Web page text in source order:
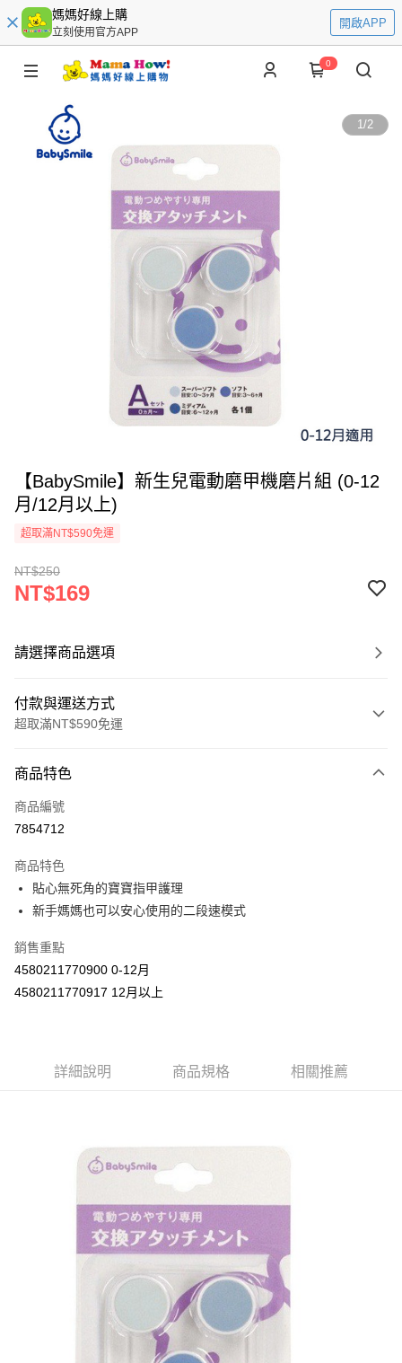
媽媽好線上購
立刻使用官方APP
開啟APP
0
1/2
【BabySmile】新生兒電動磨甲機磨片組 (0-12
月/12月以上)
超取滿NT$590免運
NT$250
NT$169
請選擇商品選項
付款與運送方式
超取滿NT$590免運
信用卡一次付款
超商取貨付款
Apple Pay
街口支付
悠遊付
AFTEE先享後付是「在收到商品之後才付款」的支付方式。 讓您購物簡單
【「AFTEE先享後付」結帳流程】
１．於結帳方式選擇「AFTEE先享後付」後，將跳轉至「AFTEE先享後付」
結帳頁面，進行簡訊認證並確認金額後，即可完成結帳。
２．訂單成立數日內，您將收到繳費通知簡訊。
３．收到繳費通知簡訊後14天內，點擊此簡訊中的連結，可透過四大超商／
ATM／網路銀行／等多元方式進行付款，方視為交易完成。
※ 請注意：結帳手續完成當下不需立刻繳費，但若您需要取消訂單，請聯絡
購買商品的店家。未經商家同意取消之訂單仍視為有效，需透過AFTEE先享
※ 交易是否成功請以「AFTEE先享後付 」之結帳頁面顯示為準，若有關於
是否繳費成功／繳費後需取消欲退款等相關疑問，請聯繫「AFTEE先享後付
https://netprotections.freshdesk.com/support/home
ATM付款
全家取貨付款
每筆NT$60，滿NT$590(含以上)免運費
付款後全家取貨
每筆NT$60，滿NT$590(含以上)免運費
7-11取貨付款
每筆NT$60，滿NT$590(含以上)免運費
每筆NT$60，滿NT$590(含以上)免運費
商品特色
商品編號
7854712
商品特色
貼心無死角的寶寶指甲護理
新手媽媽也可以安心使用的二段速模式
銷售重點
4580211770900 0-12月
4580211770917 12月以上
詳細說明 商品規格 相關推薦